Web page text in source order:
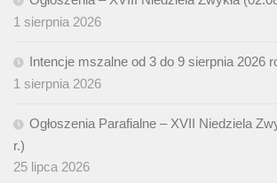
1 sierpnia 2026
Intencje mszalne od 3 do 9 sierpnia 2026
1 sierpnia 2026
Ogłoszenia Parafialne – XVII Niedziela
r.)
25 lipca 2026